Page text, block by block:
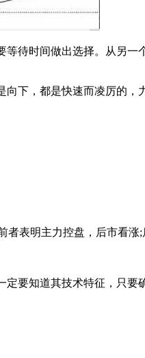
待时间做出选择。从另一
下，都是快速而凌厉的，
表明主力控盘，后市看涨;
知道其技术特征，只要